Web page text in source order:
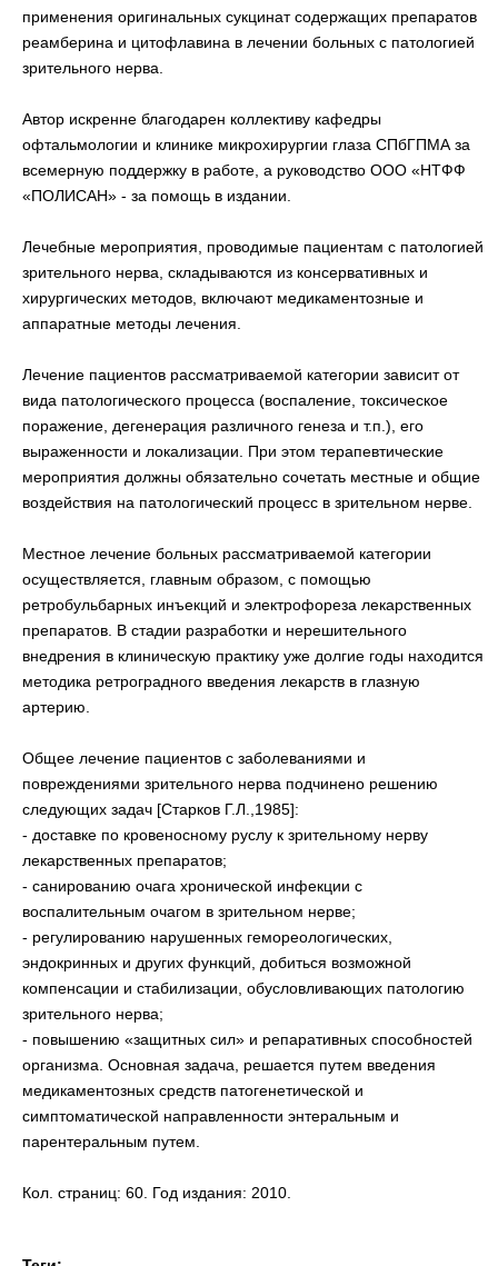
применения оригинальных сукцинат содержащих препаратов
реамберина и цитофлавина в лечении больных с патологией
зрительного нерва.
Автор искренне благодарен коллективу кафедры
офтальмологии и клинике микрохирургии глаза СПбГПМА за
всемерную поддержку в работе, а руководство ООО «НТФФ
«ПОЛИСАН» - за помощь в издании.
Лечебные мероприятия, проводимые пациентам с патологией
зрительного нерва, складываются из консервативных и
хирургических методов, включают медикаментозные и
аппаратные методы лечения.
Лечение пациентов рассматриваемой категории зависит от
вида патологического процесса (воспаление, токсическое
поражение, дегенерация различного генеза и т.п.), его
выраженности и локализации. При этом терапевтические
мероприятия должны обязательно сочетать местные и общие
воздействия на патологический процесс в зрительном нерве.
Местное лечение больных рассматриваемой категории
осуществляется, главным образом, с помощью
ретробульбарных инъекций и электрофореза лекарственных
препаратов. В стадии разработки и нерешительного
внедрения в клиническую практику уже долгие годы находится
методика ретроградного введения лекарств в глазную
артерию.
Общее лечение пациентов с заболеваниями и
повреждениями зрительного нерва подчинено решению
следующих задач [Старков Г.Л.,1985]:
- доставке по кровеносному руслу к зрительному нерву
лекарственных препаратов;
- санированию очага хронической инфекции с
воспалительным очагом в зрительном нерве;
- регулированию нарушенных гемореологических,
эндокринных и других функций, добиться возможной
компенсации и стабилизации, обусловливающих патологию
зрительного нерва;
- повышению «защитных сил» и репаративных способностей
организма. Основная задача, решается путем введения
медикаментозных средств патогенетической и
симптоматической направленности энтеральным и
парентеральным путем.
Кол. страниц: 60. Год издания: 2010.